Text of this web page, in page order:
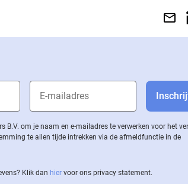
om je naam en e-mailadres te verwerken voor het
te allen tijde intrekken via de af­meld­func­tie in de
Klik dan hier voor ons privacy statement.